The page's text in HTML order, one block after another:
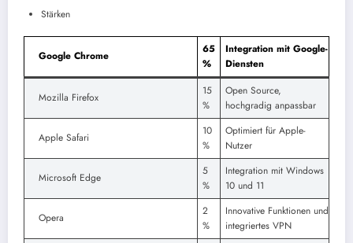
Stärken
Google Chrome
65
%
Integration mit Google-
Diensten
Mozilla Firefox
15
%
Open Source,
hochgradig anpassbar
Apple Safari
10
%
Optimiert für Apple-
Nutzer
Microsoft Edge
5
%
Integration mit Windows
10 und 11
Opera
2
%
Innovative Funktionen und
integriertes VPN